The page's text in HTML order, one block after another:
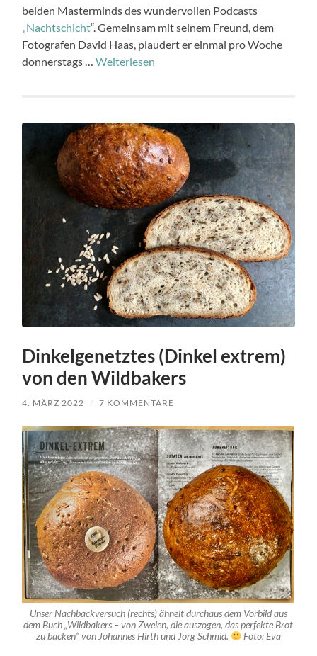
beiden Masterminds des wundervollen Podcasts
„Nachtschicht“. Gemeinsam mit seinem Freund, dem
Fotografen David Haas, plaudert er einmal pro Woche
donnerstags …Weiterlesen
Dinkelgenetztes (Dinkel extrem)
von den Wildbakers
4. MÄRZ 2022 / 7 KOMMENTARE
Unser Nachbackversuch (rechts) ähnelt durchaus dem Vorbild aus
dem Buch „Wildbakers – von Zweien, die auszogen, das perfekte Brot
zu backen“ von Johannes Hirth und Jörg Schmid.
Foto: Eva